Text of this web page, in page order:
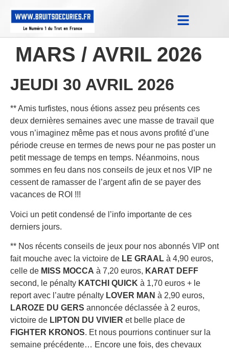
MARS / AVRIL 2026
JEUDI 30 AVRIL 2026
** Amis turfistes, nous étions assez peu présents ces
deux dernières semaines avec une masse de travail que
vous n’imaginez même pas et nous avons profité d’une
période creuse en termes de news pour ne pas poster un
petit message de temps en temps. Néanmoins, nous
sommes en feu dans nos conseils de jeux et nos VIP ne
cessent de ramasser de l’argent afin de se payer des
vacances de ROI !!!
Voici un petit condensé de l’info importante de ces
derniers jours.
** Nos récents conseils de jeux pour nos abonnés VIP ont
fait mouche avec la victoire de LE GRAAL à 4,90 euros,
celle de MISS MOCCA à 7,20 euros, KARAT DEFF
second, le pénalty KATCHI QUICK à 1,70 euros + le
report avec l’autre pénalty LOVER MAN à 2,90 euros,
LAROZE DU GERS annoncée déclassée à 2 euros,
victoire de LIPTON DU VIVIER et belle place de
FIGHTER KRONOS. Et nous pourrions continuer sur la
semaine précédente… Encore une fois, des chevaux